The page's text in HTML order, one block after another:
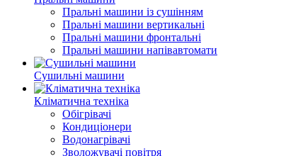
Пральні машини із сушінням
Пральні машини вертикальні
Пральні машини фронтальні
Пральні машини напівавтомати
Сушильні машини
Кліматична техніка
Обігрівачі
Кондиціонери
Водонагрівачі
Зволожувачі повітря